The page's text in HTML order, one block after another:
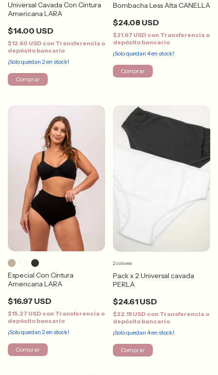
Universal Cavada Con Cintura
Americana LARA
$14.00 USD
$12.60 USD con Transferencia o
depósito bancario
¡Solo quedan 2en stock!
Comprar
Bombacha Less Alta CANELLA
$24.08 USD
$21.67 USD con Transferencia o
depósito bancario
¡Solo quedan 4en stock!
Comprar
Especial Con Cintura
Americana LARA
$16.97 USD
$15.27 USD con Transferencia o
depósito bancario
¡Solo quedan 2en stock!
Comprar
Pack x 2 Universal cavada
PERLA
$24.61 USD
$22.15 USD con Transferencia o
depósito bancario
¡Solo quedan 4en stock!
2 colores
Comprar